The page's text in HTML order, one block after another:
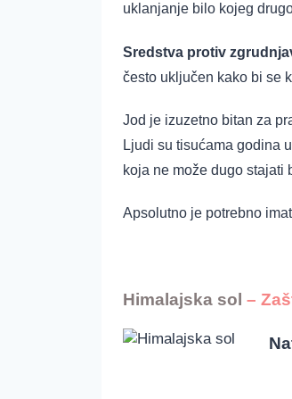
uklanjanje bilo kojeg
Sredstva protiv
često uključen kako bi se
Jod je izuzetno bitan za
Ljudi su tisućama godina
koja ne može dugo stajati
Apsolutno je potrebno
Himalajska sol –